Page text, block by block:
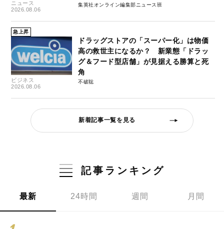
ニュース
2026.08.06
集英社オンライン編集部ニュース班
急上昇
ビジネス
2026.08.06
ドラッグストアの「スーパー化」は物価
高の救世主になるか？ 新業態「ドラッ
グ＆フード型店舗」が見据える勝算と死
角
不破聡
新着記事一覧を見る
記事ランキング
最新 24時間 週間 月間